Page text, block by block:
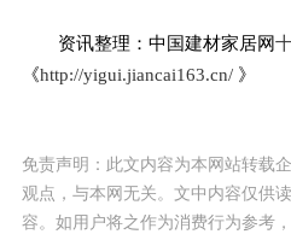
资讯整理：中国建材家居网
《http://yigui.jiancai163.cn/ 》
免责声明：此文内容为本网站转载
观点，与本网无关。文中内容仅供
容。如用户将之作为消费行为参考